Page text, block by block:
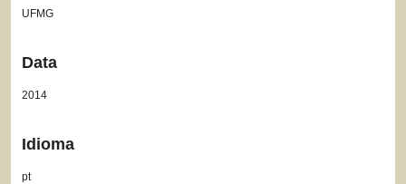
UFMG
Data
2014
Idioma
pt